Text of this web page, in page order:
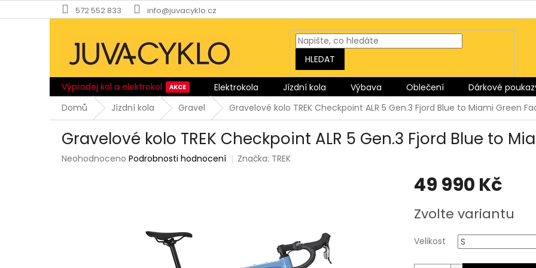
na
572 552 833 info@juvacyklo.cz
HLEDAT
Výprodej kol a elektrokol Elektrokola Jízdní kola Výbava Oblečení Dárkové
Domů
Jízdní kola Gravel Gravelové kolo TREK Checkpoint ALR 5 Gen.3 Fjord Blue to Miami Green
Gravelové kolo TREK Checkpoint ALR 5 Gen.3 Fjord Blue to
Průměrné
Neohodnoceno Podrobnosti hodnocení Značka: TREK
49 990 Kč
cena:
Zvolte variantu
Velikost